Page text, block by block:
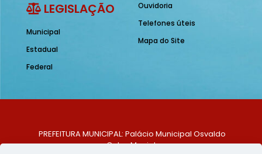
LEGISLAÇÃO
Municipal
Estadual
Federal
Ouvidoria
Telefones úteis
Mapa do Site
PREFEITURA MUNICIPAL: Palácio Municipal Osvaldo
Celso Maciel